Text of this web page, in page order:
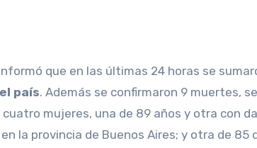
que en las últimas 24 horas se
país. Además se confirmaron 9 muertes,
mujeres, una de 89 años y otra con
la provincia de Buenos Aires; y otra de